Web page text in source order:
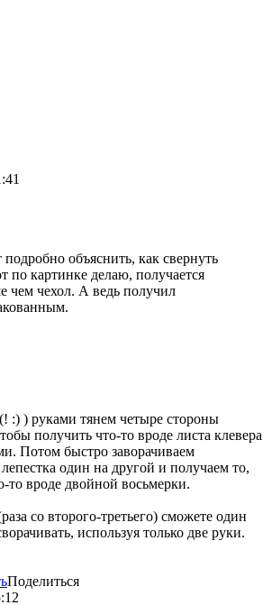
объяснить, как свернуть
по картинке делаю, получается
чем чехол. А ведь получил
:) ) руками тянем четыре стороны
получить что-то вроде листа клевера
Потом быстро заворачиваем
один на другой и получаем то,
то вроде двойной восьмерки.
со второго-третьего) сможете один
используя только две руки.
Поделиться